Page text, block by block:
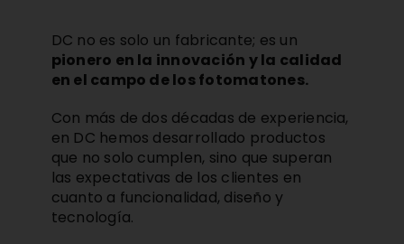
DC no es solo un fabricante; es un
pionero en la innovación y la calidad
en el campo de los fotomatones.
Con más de dos décadas de experiencia,
en DC hemos desarrollado productos
que no solo cumplen, sino que superan
las expectativas de los clientes en
cuanto a funcionalidad, diseño y
tecnología.